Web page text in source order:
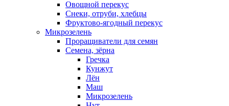
Овощной перекус
Снеки, отруби, хлебцы
Фруктово-ягодный перекус
Микрозелень
Проращиватели для семян
Семена, зёрна
Гречка
Кунжут
Лён
Маш
Микрозелень